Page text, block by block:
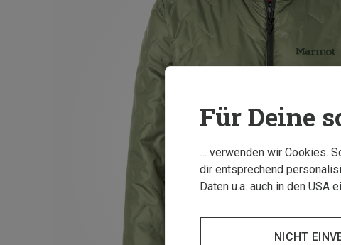
Für Deine
… verwenden wir Cookies.
dir entsprechend
Daten u.a. auch in den
NICHT